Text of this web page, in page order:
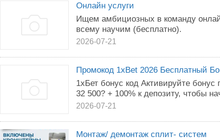
Онлайн услуги
Ищем амбициозных в команду
всему научим (бесплатно).
2026-07-21
Промокод 1xBet 2026 Бесплатный
1хБет бонус код Активируйте
32 500? + 100% к депозиту, чтобы
2026-07-21
Монтаж/ демонтаж сплит- систем